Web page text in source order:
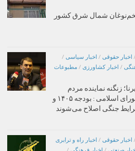
تخم‌نوغان شمال شرق کشور
/ اخبار حقوقی / اخبار سیاسی /
/ اخبار کشاورزی / مطبوعات
زنگنه نماینده مردم
تربت حیدریه در مجلس شورای اسلامی : بودجه ۱۴۰۵ و
جنگی اصلاح می‌شوند
/ اخبار حقوقی / اخبار راه و ترابری